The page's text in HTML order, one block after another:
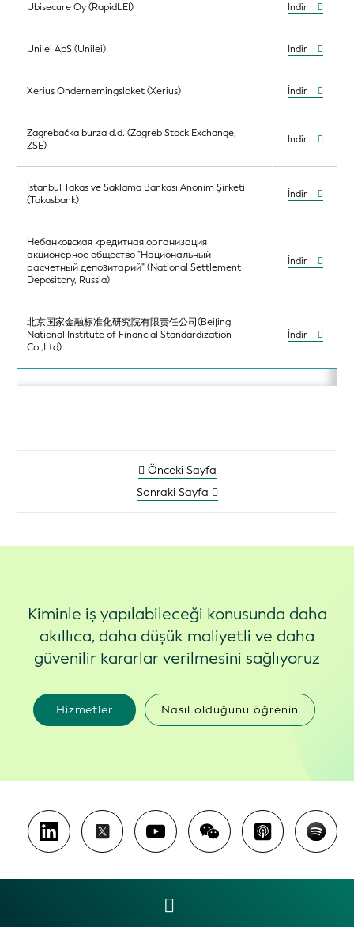
Ubisecure Oy (RapidLEI) İndir
Unilei ApS (Unilei) İndir
Xerius Ondernemingsloket (Xerius) İndir
Zagrebačka burza d.d. (Zagreb Stock Exchange,
ZSE)
İndir
İstanbul Takas ve Saklama Bankası Anonim Şirketi
(Takasbank)
İndir
Небанковская кредитная организация
акционерное общество "Национальный
расчетный депозитарий" (National Settlement
Depository, Russia)
İndir
北京国家金融标准化研究院有限责任公司(Beijing
National Institute of Financial Standardization
Co.,Ltd)
İndir
Önceki Sayfa
Sonraki Sayfa
Kiminle iş yapılabileceği konusunda daha
akıllıca, daha düşük maliyetli ve daha
güvenilir kararlar verilmesini sağlıyoruz
Hizmetler Nasıl olduğunu öğrenin